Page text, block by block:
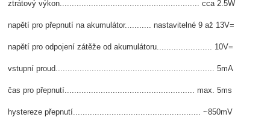
ztrátový výkon.......................................................... cca 2.5W
napětí pro přepnutí na akumulátor........... nastavitelné 9 až 13V=
napětí pro odpojení zátěže od akumulátoru....................... 10V=
vstupní proud.................................................................. 5mA
čas pro přepnutí...................................................... max. 5ms
hystereze přepnutí..................................................... ~850mV